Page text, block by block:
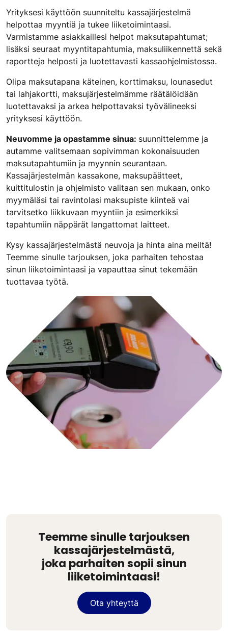
Yrityksesi käyttöön suunniteltu kassajärjestelmä
helpottaa myyntiä ja tukee liiketoimintaasi.
Varmistamme asiakkaillesi helpot maksutapahtumat;
lisäksi seuraat myyntitapahtumia, maksuliikennettä sekä
raportteja helposti ja luotettavasti kassaohjelmistossa.
Olipa maksutapana käteinen, korttimaksu, lounasedut
tai lahjakortti, maksujärjestelmämme räätälöidään
luotettavaksi ja arkea helpottavaksi työvälineeksi
yrityksesi käyttöön.
Neuvomme ja opastamme sinua: suunnittelemme ja
autamme valitsemaan sopivimman kokonaisuuden
maksutapahtumiin ja myynnin seurantaan.
Kassajärjestelmän kassakone, maksupäätteet,
kuittitulostin ja ohjelmisto valitaan sen mukaan, onko
myymäläsi tai ravintolasi maksupiste kiinteä vai
tarvitsetko liikkuvaan myyntiin ja esimerkiksi
tapahtumiin näppärät langattomat laitteet.
Kysy kassajärjestelmästä neuvoja ja hinta aina meiltä!
Teemme sinulle tarjouksen, joka parhaiten tehostaa
sinun liiketoimintaasi ja vapauttaa sinut tekemään
tuottavaa työtä.
Teemme sinulle tarjouksen
kassajärjestelmästä,
joka parhaiten sopii sinun
liiketoimintaasi!
Ota yhteyttä